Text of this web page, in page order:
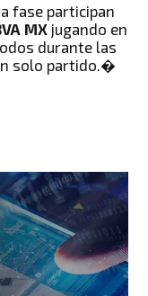
fase participan
MX jugando en
durante las
solo partido.�